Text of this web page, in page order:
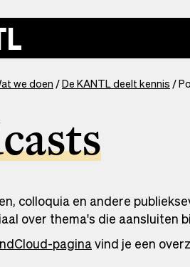
we doen De KANTL deelt kennis
colloquia en andere
over thema's die aansluiten
paginavind je een